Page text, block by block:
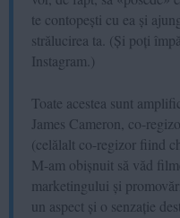
te contopești cu ea și
strălucirea ta. (Și poți
Instagram.)
Toate acestea sunt
James Cameron, co-
(celălalt co-regizor fiind
M-am obișnuit să văd
marketingului și
un aspect și o senzație